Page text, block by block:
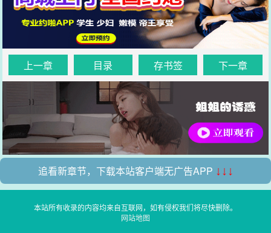
上一章 目录 存书签 下一章
追看新章节，下载本站客户端无广告APP ↓↓↓
本站所有收录的内容均来自互联网，如有侵权我们将尽快删除。
网站地图